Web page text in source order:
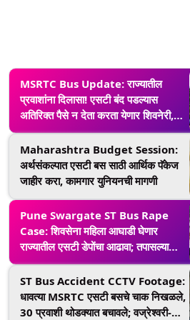
MSRTC Bus Update: राज्यातील
प्रवाशांना दिलासा! एसटी बंद पडल्यास
अतिरिक्त पैसे न देता करता येणार शिवनेरी,
शिवशाही बसमधून प्रवास
Maharashtra Budget Session:
अर्थसंकल्पात एसटी बस साठी आर्थिक पॅकेज
जाहीर करा, कामगार युनियनची मागणी
Pune Swargate ST Bus Rape
Case: शिवसेना महिला आघाडी घेणार
राज्यातील एसटी डेपोंचा आढावा; तपासल्या
जाणार महिलांसाठी असलेल्या सुविधा
ST Bus Accident CCTV Footage:
धावत्या MSRTC एसटी बसचे चाक निखळले,
30 प्रवाशी थोडक्यात बचावले; वज्रेश्वरी-